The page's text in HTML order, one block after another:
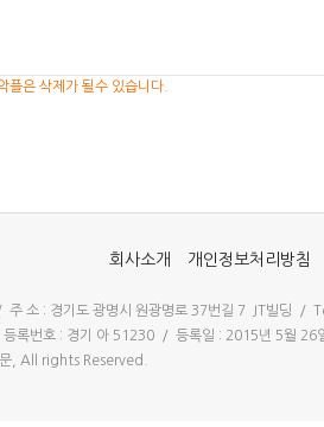
플은 삭제가 될수 있습니다.
회사소개 개인정보처리방침
주 소 : 경기도 광명시 원광명로 37번길 7 JT빌딩
등록번호 : 경기 아 51230 / 등록일 : 2015년 5월
, All rights Reserved.